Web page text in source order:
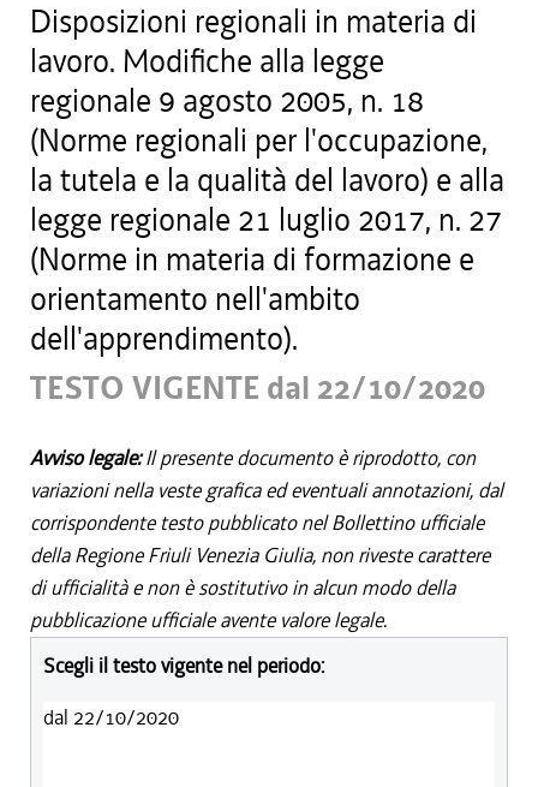
Disposizioni regionali in materia di
lavoro. Modifiche alla legge
regionale 9 agosto 2005, n. 18
(Norme regionali per l'occupazione,
la tutela e la qualità del lavoro) e alla
legge regionale 21 luglio 2017, n. 27
(Norme in materia di formazione e
orientamento nell'ambito
dell'apprendimento).
TESTO VIGENTE dal 22/10/2020
Avviso legale:Il presente documento è riprodotto, con
variazioni nella veste grafica ed eventuali annotazioni, dal
corrispondente testo pubblicato nel Bollettino ufficiale
della Regione Friuli Venezia Giulia, non riveste carattere
di ufficialità e non è sostitutivo in alcun modo della
pubblicazione ufficiale avente valore legale.
Scegli il testo vigente nel periodo:
dal 22/10/2020